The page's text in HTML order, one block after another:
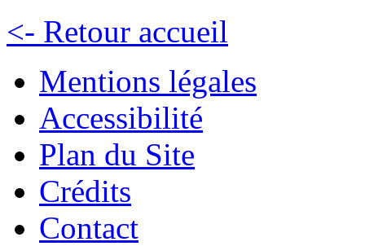
<- Retour accueil
Mentions légales
Accessibilité
Plan du Site
Crédits
Contact